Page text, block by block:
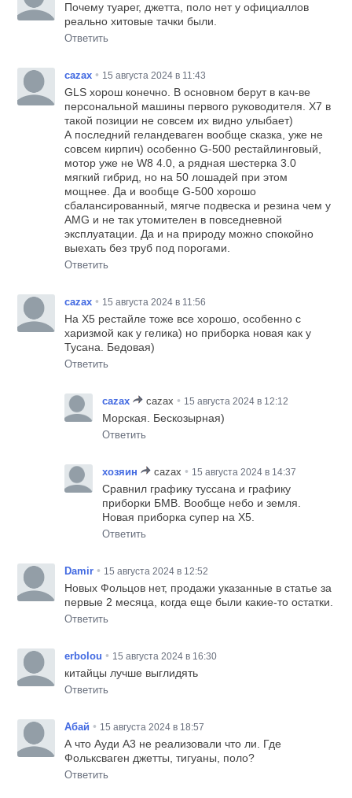
Почему туарег, джетта, поло нет у официаллов
реально хитовые тачки были.
Ответить
cazax • 15 августа 2024 в 11:43
GLS хорош конечно. В основном берут в кач-ве
персональной машины первого руководителя. X7 в
такой позиции не совсем их видно улыбает)
А последний геландеваген вообще сказка, уже не
совсем кирпич) особенно G-500 рестайлинговый,
мотор уже не W8 4.0, а рядная шестерка 3.0
мягкий гибрид, но на 50 лошадей при этом
мощнее. Да и вообще G-500 хорошо
сбалансированный, мягче подвеска и резина чем у
AMG и не так утомителен в повседневной
эксплуатации. Да и на природу можно спокойно
выехать без труб под порогами.
Ответить
cazax • 15 августа 2024 в 11:56
На X5 рестайле тоже все хорошо, особенно с
харизмой как у гелика) но приборка новая как у
Тусана. Бедовая)
Ответить
cazax cazax • 15 августа 2024 в 12:12
Морская. Бескозырная)
Ответить
хозяин cazax • 15 августа 2024 в 14:37
Сравнил графику туссана и графику
приборки БМВ. Вообще небо и земля.
Новая приборка супер на Х5.
Ответить
Damir • 15 августа 2024 в 12:52
Новых Фольцов нет, продажи указанные в статье за
первые 2 месяца, когда еще были какие-то остатки.
Ответить
erbolou • 15 августа 2024 в 16:30
китайцы лучше выглидять
Ответить
Абай • 15 августа 2024 в 18:57
А что Ауди А3 не реализовали что ли. Где
Фольксваген джетты, тигуаны, поло?
Ответить